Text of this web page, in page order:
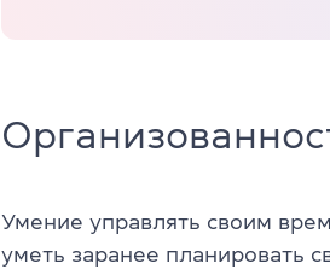
Умение управлять своим
уметь заранее планировать